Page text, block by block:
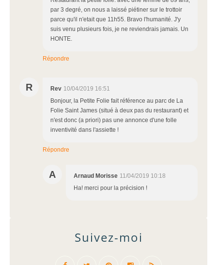
par 3 degré, on nous a laissé piétiner sur le trottoir
parce qu'il n'etait que 11h55. Bravo l'humanité. J'y
suis venu plusieurs fois, je ne reviendrais jamais. Un
HONTE.
Répondre
R Rev 10/04/2019 16:51
Bonjour, la Petite Folie fait référence au parc de La
Folie Saint James (situé à deux pas du restaurant) et
n'est donc (a priori) pas une annonce d'une folle
inventivité dans l'assiette !
Répondre
A Arnaud Morisse 11/04/2019 10:18
Ha! merci pour la précision !
Suivez-moi